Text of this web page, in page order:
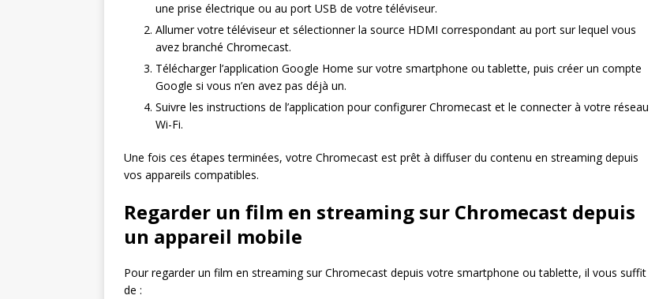
une prise électrique ou au port USB de votre téléviseur.
Allumer votre téléviseur et sélectionner la source HDMI correspondant au port sur lequel vous
avez branché Chromecast.
Télécharger l’application Google Home sur votre smartphone ou tablette, puis créer un compte
Google si vous n’en avez pas déjà un.
Suivre les instructions de l’application pour configurer Chromecast et le connecter à votre réseau
Wi-Fi.
Une fois ces étapes terminées, votre Chromecast est prêt à diffuser du contenu en streaming depuis
vos appareils compatibles.
Regarder un film en streaming sur Chromecast depuis
un appareil mobile
Pour regarder un film en streaming sur Chromecast depuis votre smartphone ou tablette, il vous suffit
de :